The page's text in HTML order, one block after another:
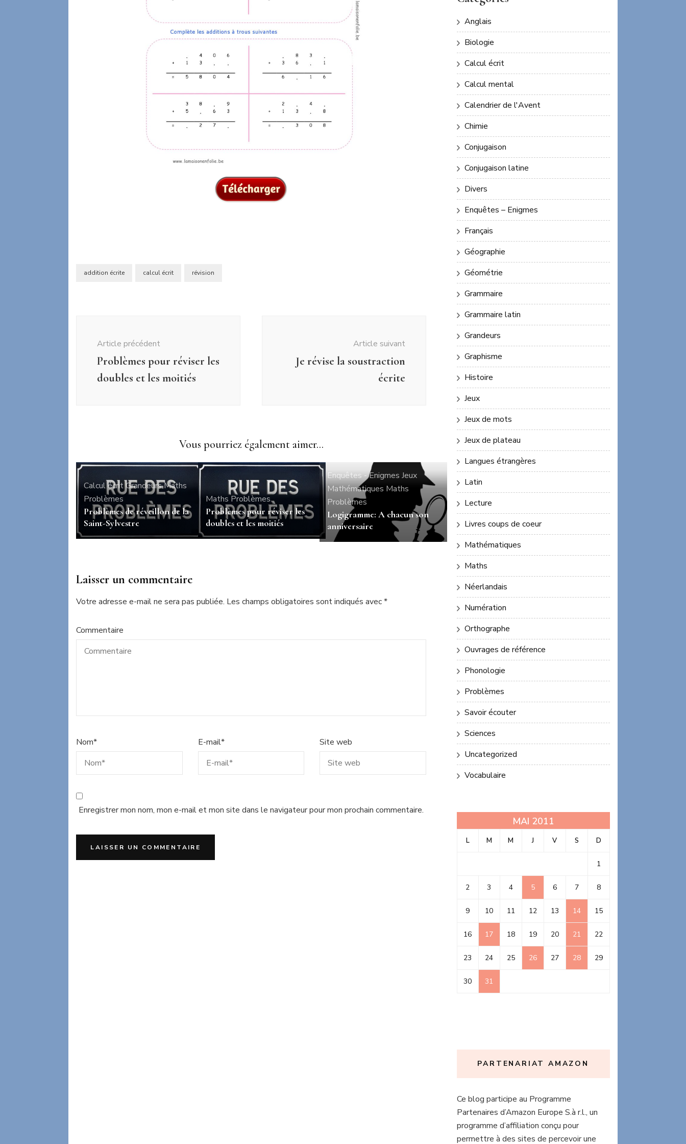
addition écrite calcul écrit révision
Article précédent
Problèmes pour réviser les
doubles et les moitiés
Article suivant
Je révise la soustraction
écrite
Vous pourriez également aimer...
Calcul écrit GrandeursMaths
Problèmes
Problèmes de réveillon de la
Saint-Sylvestre
Maths Problèmes
Problèmes pour réviser les
doubles et les moitiés
Enquêtes - Enigmes Jeux
Mathématiques Maths
Problèmes
Logigramme: A chacun son
anniversaire
Laisser un commentaire
Votre adresse e-mail ne sera pas publiée. Les champs obligatoires sont indiqués avec*
Commentaire
Nom* E-mail* Site web
Enregistrer mon nom, mon e-mail et mon site dans le navigateur pour mon prochain commentaire.
Anglais
Biologie
Calcul écrit
Calcul mental
Calendrier de l'Avent
Chimie
Conjugaison
Conjugaison latine
Divers
Enquêtes – Enigmes
Français
Géographie
Géométrie
Grammaire
Grammaire latin
Grandeurs
Graphisme
Histoire
Jeux
Jeux de mots
Jeux de plateau
Langues étrangères
Latin
Lecture
Livres coups de coeur
Mathématiques
Maths
Néerlandais
Numération
Orthographe
Ouvrages de référence
Phonologie
Problèmes
Savoir écouter
Sciences
Uncategorized
Vocabulaire
MAI 2011
L M M J V S D
1
2 3 4 5 6 7 8
9 10 11 12 13 14 15
16 17 18 19 20 21 22
23 24 25 26 27 28 29
30 31
PARTENARIAT AMAZON
Ce blog participe au Programme
Partenaires d’Amazon Europe S.à r.l., un
programme d’affiliation conçu pour
permettre à des sites de percevoir une